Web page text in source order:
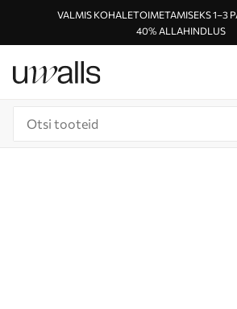
VALMIS KOHALETOIMETAMISEKS 1–3
40% ALLAHINDLUS